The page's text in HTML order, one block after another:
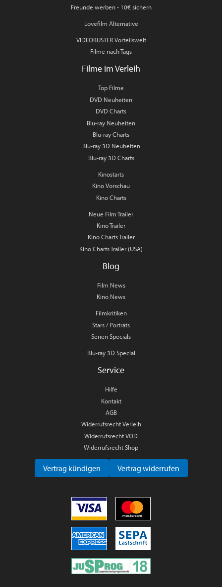
Freunde werben - 10€ sichern
Lovefilm Alternative
VIDEOBUSTER Vorteilswelt
Filme nach Tags
Filme im Verleih
Top Filme
DVD Neuheiten
DVD Charts
Blu-ray Neuheiten
Blu-ray Charts
Blu-ray 3D Neuheiten
Blu-ray 3D Charts
Kinostarts
Kino Vorschau
Kino Charts
Neue Film Trailer
Kino Trailer
Kino Charts Trailer
Kino Charts Trailer (USA)
Blog
Film News
Kino News
Filmkritiken
Stars / Porträts
Serien Specials
Blu-ray 3D Special
Service
Hilfe
Kontakt
AGB
Widerrufsrecht Verleih
Widerrufsrecht VOD
Widerrufsrecht Shop
Vertrag kündigen Vertrag widerrufen